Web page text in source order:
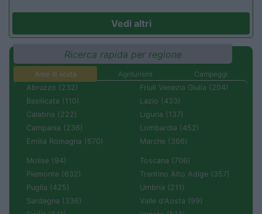
Vedi altri
Ricerca rapida per regione
Aree di sosta Agriturismi
Campeggi
Abruzzo (232)
Basilicata (110)
Calabria (222)
Campania (236)
Emilia Romagna (670)
Friuli Venezia Giulia (204)
Lazio (433)
Liguria (137)
Lombardia (452)
Marche (366)
Molise (94)
Piemonte (632)
Puglia (425)
Sardegna (336)
Toscana (706)
Trentino Alto Adige (357)
Umbria (211)
Valle d'Aosta (99)